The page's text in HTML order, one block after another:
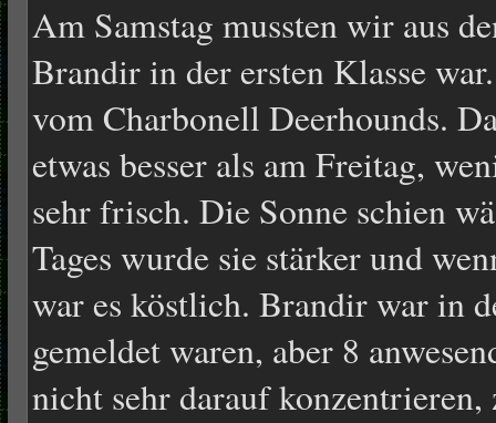
Am Samstag mussten wir aus
Brandir in der ersten Klasse
vom Charbonell Deerhounds.
etwas besser als am Freitag,
sehr frisch. Die Sonne schien
Tages wurde sie stärker und
war es köstlich. Brandir war in
gemeldet waren, aber 8
nicht sehr darauf